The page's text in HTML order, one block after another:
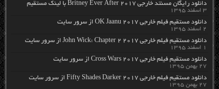
دانلود رایگان مسنتد خارجی Britney Ever After 2017 با لینک مستقیم
۳ اسفند ۱۳۹۵
دانلود مستقیم فیلم خارجی OK Jaanu 2017 از سرور سایت
۲ اسفند ۱۳۹۵
دانلود مستقیم فیلم خارجی John Wick: Chapter 2 2017 از سرور سایت
۱ اسفند ۱۳۹۵
دانلود مستقیم فیلم خارجی Cross Wars 2017 از سرور سایت
۲۷ بهمن ۱۳۹۵
دانلود مستقیم فیلم خارجی Fifty Shades Darker 2017 از سرور سایت
۲۷ بهمن ۱۳۹۵